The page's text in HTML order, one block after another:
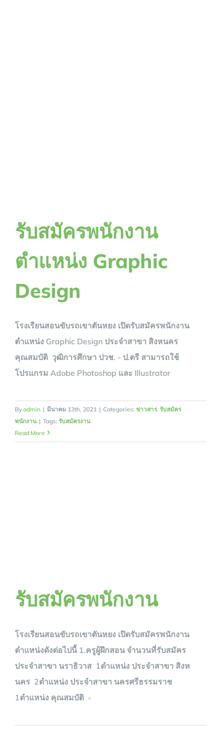
รับสมัครพนักงาน
ตำแหน่ง Graphic
Design
โรงเรียนสอนขับรถเขาตันหยง เปิดรับสมัครพนักงาน
ตำแหน่ง Graphic Design ประจำสาขา สิงหนคร
คุณสมบัติ วุฒิการศึกษา ปวช. - ป.ตรี สามารถใช้
โปรแกรม Adobe Photoshop และ Illustrator
By admin | มีนาคม 13th, 2021 | Categories: ข่าวสาร, รับสมัคร
พนักงาน | Tags: รับสมัครงาน
Read More
รับสมัครพนักงาน
โรงเรียนสอนขับรถเขาตันหยง เปิดรับสมัครพนักงาน
ตำแหน่งดังต่อไปนี้ 1.ครูผู้ฝึกสอน จำนวนที่รับสมัคร
ประจำสาขา นราธิวาส 1ตำแหน่ง ประจำสาขา สิงห
นคร 2ตำแหน่ง ประจำสาขา นครศรีธรรมราช
1ตำแหน่ง คุณสมบัติ -